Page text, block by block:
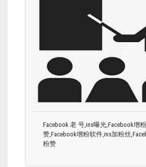
Facebook 老 号,ins曝光,Facebook增
赞,Facebook增粉软件,ins加粉丝
粉赞